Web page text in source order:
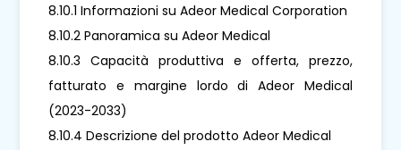
8.10.1 Informazioni su Adeor Medical Corporation
8.10.2 Panoramica su Adeor Medical
8.10.3 Capacità produttiva e offerta, prezzo,
fatturato e margine lordo di Adeor Medical
(2023-2033)
8.10.4 Descrizione del prodotto Adeor Medical